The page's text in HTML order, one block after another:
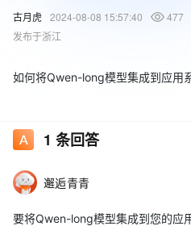
古月虎 2024-08-08 15:57:40
477
发布于浙江
如何将Qwen-long模型集成到应用
1 条回答
邂逅青青
要将Qwen-long模型集成到您的应